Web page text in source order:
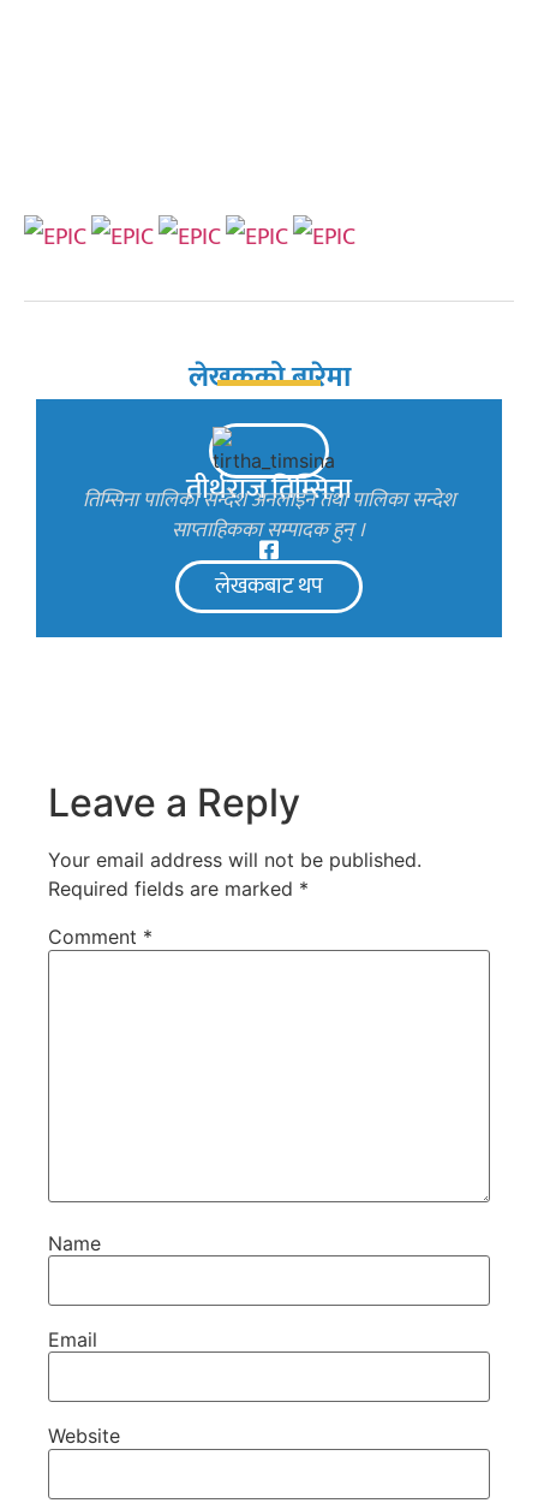
लेखकको बारेमा
तीर्थराज तिम्सिना
तिम्सिना पालिका सन्देश अनलाइन तथा पालिका सन्देश
साप्ताहिकका सम्पादक हुन् ।
लेखकबाट थप
Leave a Reply
Your email address will not be published.
Required fields are marked *
Comment *
Name
Email
Website